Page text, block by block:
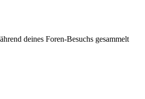
deines Foren-Besuchs gesammelt